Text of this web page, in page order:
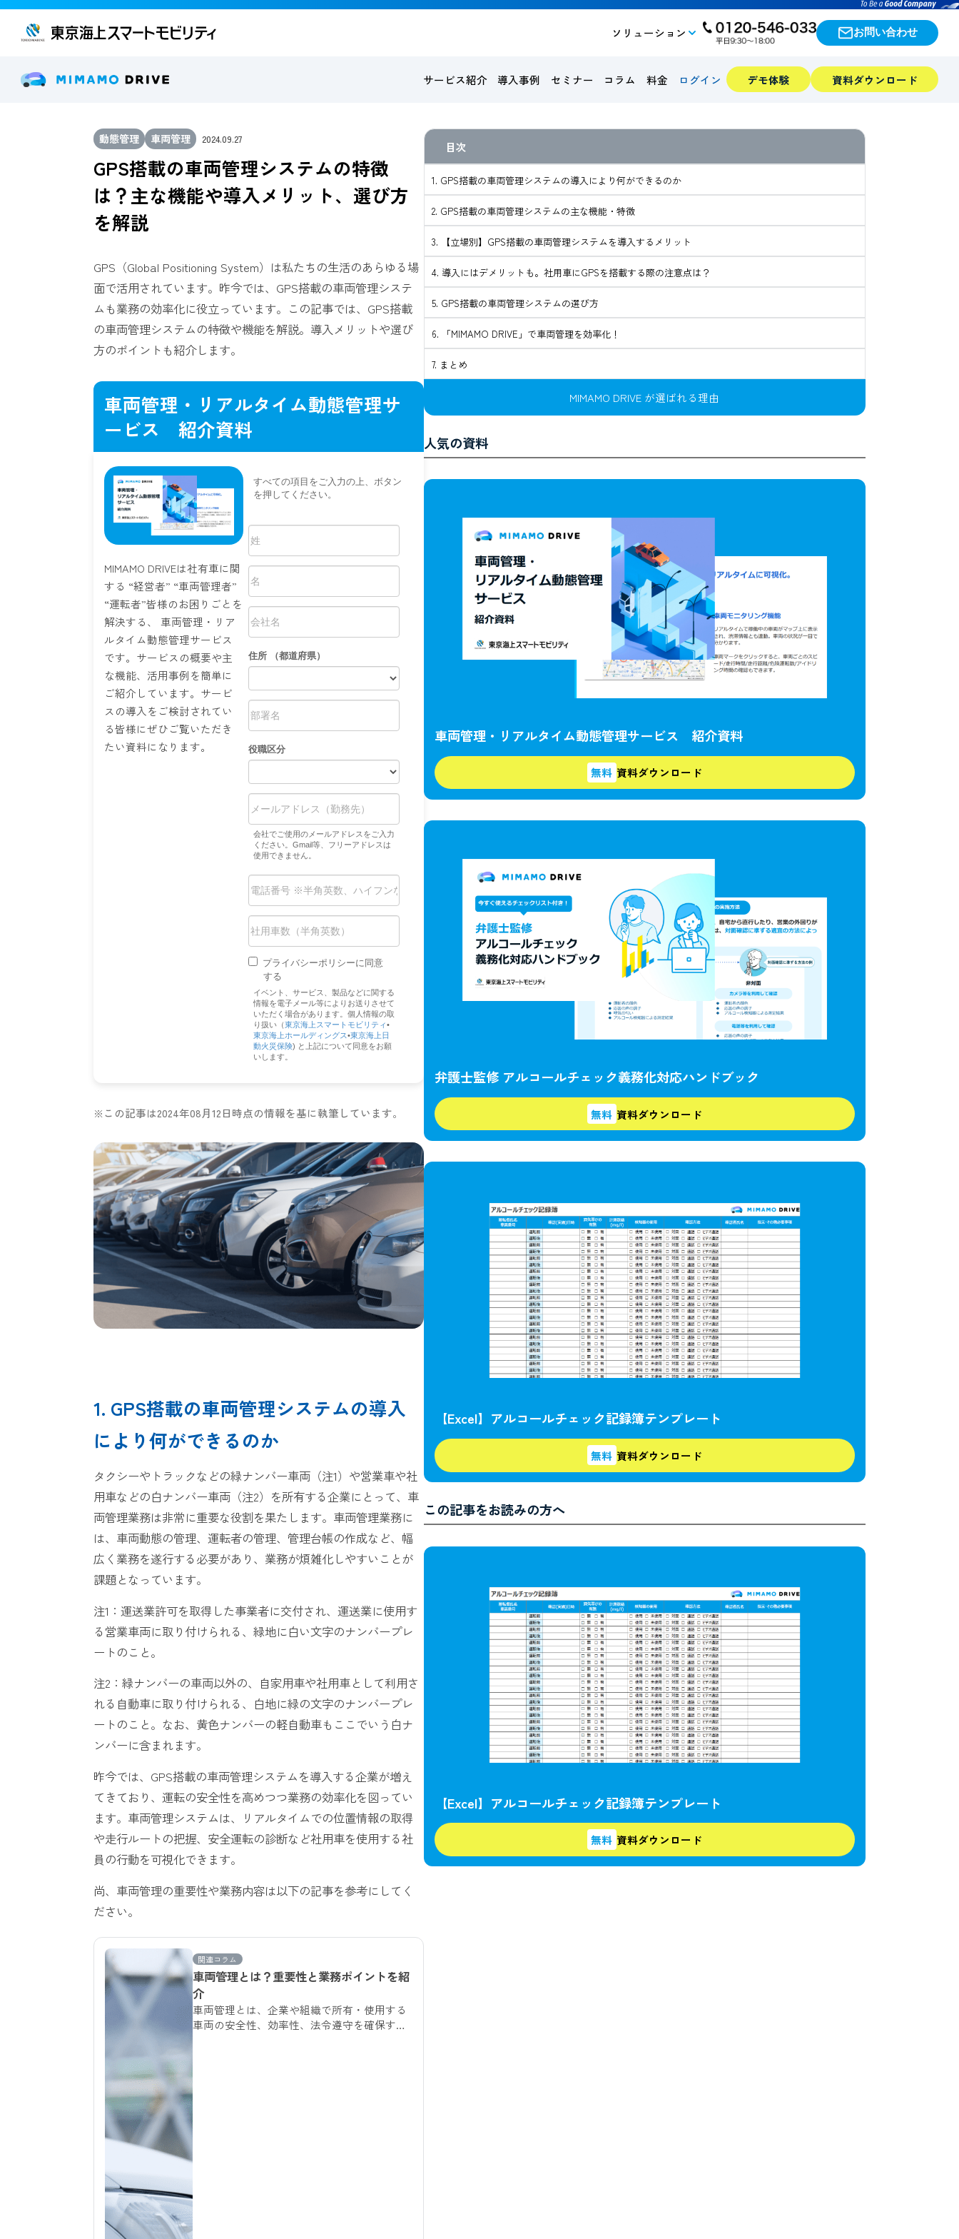
ソリューション お問い合わせ
サービス紹介 導入事例 セミナー コラム 料金 ログイン デモ体験 資料ダウンロード
動態管理 車両管理 2024.09.27
GPS搭載の車両管理システムの特徴
は？主な機能や導入メリット、選び方
を解説
GPS（Global Positioning System）は私たちの生活のあらゆる場
面で活用されています。昨今では、GPS搭載の車両管理システ
ムも業務の効率化に役立っています。この記事では、GPS搭載
の車両管理システムの特徴や機能を解説。導入メリットや選び
方のポイントも紹介します。
車両管理・リアルタイム動態管理サ
ービス 紹介資料
MIMAMO DRIVEは社有車に関
する “経営者” “車両管理者”
“運転者”皆様のお困りごとを
解決する、 車両管理・リア
ルタイム動態管理サービス
です。サービスの概要や主
な機能、活用事例を簡単に
ご紹介しています。サービ
スの導入をご検討されてい
る皆様にぜひご覧いただき
たい資料になります。
※この記事は2024年08月12日時点の情報を基に執筆しています。
1. GPS搭載の車両管理システムの導入
により何ができるのか
タクシーやトラックなどの緑ナンバー車両（注1）や営業車や社
用車などの白ナンバー車両（注2）を所有する企業にとって、車
両管理業務は非常に重要な役割を果たします。車両管理業務に
は、車両動態の管理、運転者の管理、管理台帳の作成など、幅
広く業務を遂行する必要があり、業務が煩雑化しやすいことが
課題となっています。
注1：運送業許可を取得した事業者に交付され、運送業に使用す
る営業車両に取り付けられる、緑地に白い文字のナンバープレ
ートのこと。
注2：緑ナンバーの車両以外の、自家用車や社用車として利用さ
れる自動車に取り付けられる、白地に緑の文字のナンバープレ
ートのこと。なお、黄色ナンバーの軽自動車もここでいう白ナ
ンバーに含まれます。
昨今では、GPS搭載の車両管理システムを導入する企業が増え
てきており、運転の安全性を高めつつ業務の効率化を図ってい
ます。車両管理システムは、リアルタイムでの位置情報の取得
や走行ルートの把握、安全運転の診断など社用車を使用する社
員の行動を可視化できます。
尚、車両管理の重要性や業務内容は以下の記事を参考にしてく
ださい。
関連コラム
車両管理とは？重要性と業務ポイントを紹
介
車両管理とは、企業や組織で所有・使用する
車両の安全性、効率性、法令遵守を確保する
1. GPS搭載の車両管理システムの導入により何ができるのか
2. GPS搭載の車両管理システムの主な機能・特徴
3. 【立場別】GPS搭載の車両管理システムを導入するメリット
4. 導入にはデメリットも。社用車にGPSを搭載する際の注意点は？
5. GPS搭載の車両管理システムの選び方
6. 「MIMAMO DRIVE」で車両管理を効率化！
7. まとめ
MIMAMO DRIVE が選ばれる理由
人気の資料
車両管理・リアルタイム動態管理サービス 紹介資料
無料 資料ダウンロード
弁護士監修 アルコールチェック義務化対応ハンドブック
無料 資料ダウンロード
【Excel】アルコールチェック記録簿テンプレート
無料 資料ダウンロード
この記事をお読みの方へ
【Excel】アルコールチェック記録簿テンプレート
無料 資料ダウンロード